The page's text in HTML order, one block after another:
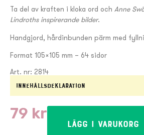
Ta del av kraften i kloka ord och Anne
Lindroths inspirerande bilder.
Handgjord, hårdinbunden pärm med
Format 105×105 mm – 64 sidor
Art. nr: 2814
Innehållsdeklaration
79 kr
Lägg i varukorg